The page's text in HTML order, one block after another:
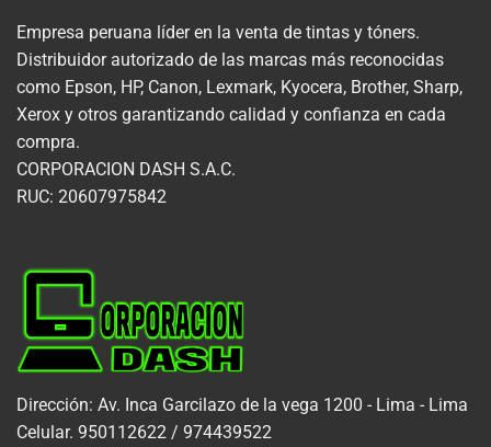
Empresa peruana líder en la venta de tintas y tóners.
Distribuidor autorizado de las marcas más reconocidas
como Epson, HP, Canon, Lexmark, Kyocera, Brother, Sharp,
Xerox y otros garantizando calidad y confianza en cada
compra.
CORPORACION DASH S.A.C.
RUC: 20607975842
Dirección: Av. Inca Garcilazo de la vega 1200 - Lima - Lima
Celular. 950112622 / 974439522